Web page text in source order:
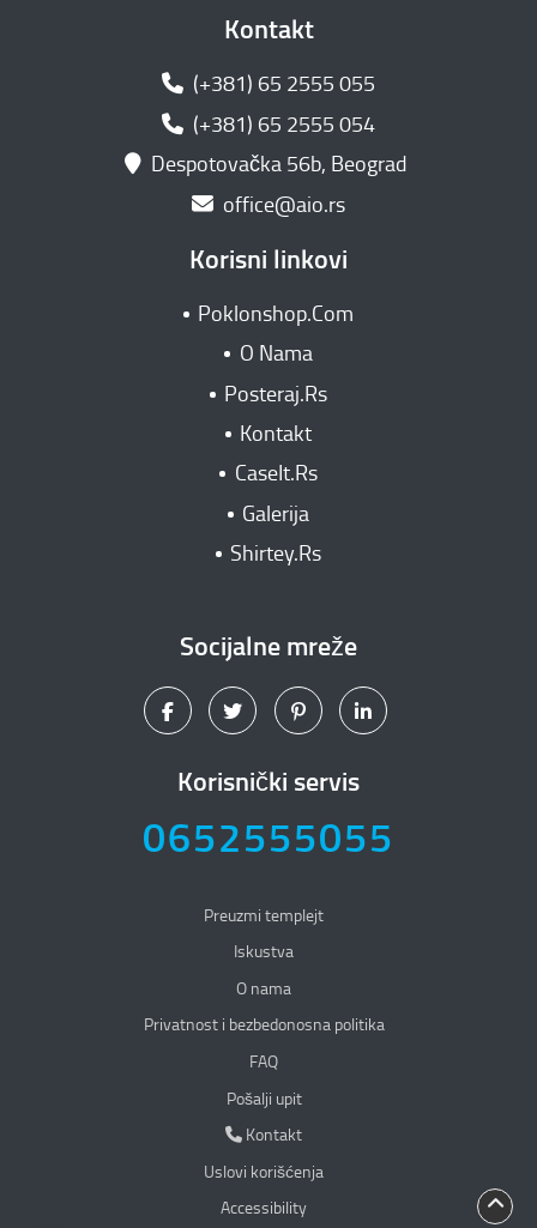
Kontakt
(+381) 65 2555 055
(+381) 65 2555 054
Despotovačka 56b, Beograd
office@aio.rs
Korisni linkovi
Poklonshop.Com
O Nama
Posteraj.Rs
Kontakt
CaseIt.Rs
Galerija
Shirtey.Rs
Socijalne mreže
Korisnički servis
0652555055
Preuzmi templejt
Iskustva
O nama
Privatnost i bezbedonosna politika
Privatnost i bezbedonosna politika
FAQ
Pošalji upit
Kontakt
Kontakt
Uslovi korišćenja
Accessibility